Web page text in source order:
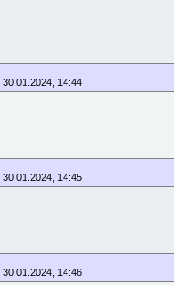
30.01.2024, 14:44
30.01.2024, 14:45
30.01.2024, 14:46